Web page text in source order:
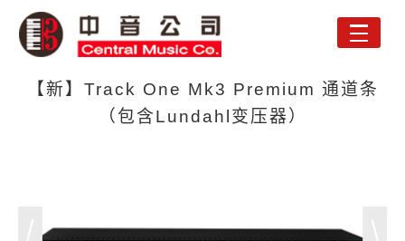
Toggle
【新】Track One Mk3 Premium 通道条
（包含Lundahl变压器）